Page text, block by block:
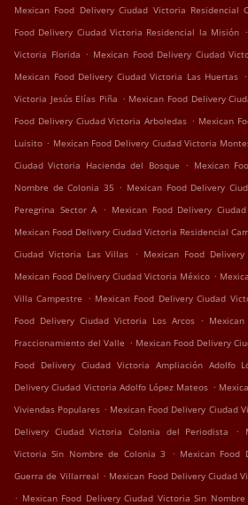
Mexican Food Delivery Ciudad Victoria Residencial
Food Delivery Ciudad Victoria Residencial la Misión .
Victoria Florida . Mexican Food Delivery Ciudad
Mexican Food Delivery Ciudad Victoria Las Huertas .
Victoria Jesús Elías Piña . Mexican Food Delivery
Food Delivery Ciudad Victoria Arboledas . Mexican
Luisito . Mexican Food Delivery Ciudad Victoria
Ciudad Victoria Hacienda del Bosque . Mexican
Nombre de Colonia 35 . Mexican Food Delivery
Peregrina Sector A . Mexican Food Delivery
Mexican Food Delivery Ciudad Victoria Residencial
Ciudad Victoria Las Villas . Mexican Food
Mexican Food Delivery Ciudad Victoria México .
Villa Campestre . Mexican Food Delivery Ciudad
Food Delivery Ciudad Victoria Los Arcos .
Fraccionamiento del Valle . Mexican Food Delivery
Food Delivery Ciudad Victoria Ampliación Adolfo
Delivery Ciudad Victoria Adolfo López Mateos .
Viviendas Populares . Mexican Food Delivery Ciudad
Delivery Ciudad Victoria Colonia del Periodista
.
Victoria Sin Nombre de Colonia 3
. Mexican Food
Guerra de Villarreal . Mexican Food Delivery Ciudad
. Mexican Food Delivery Ciudad Victoria Sin